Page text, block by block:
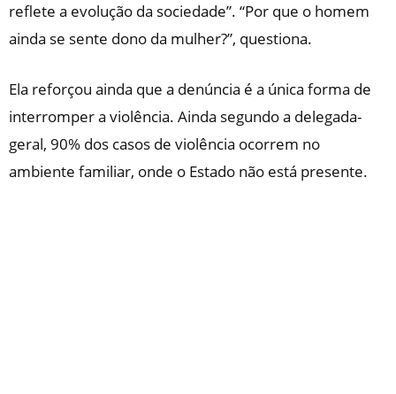
reflete a evolução da sociedade”. “Por que o homem
ainda se sente dono da mulher?”, questiona.
Ela reforçou ainda que a denúncia é a única forma de
interromper a violência. Ainda segundo a delegada-
geral, 90% dos casos de violência ocorrem no
ambiente familiar, onde o Estado não está presente.